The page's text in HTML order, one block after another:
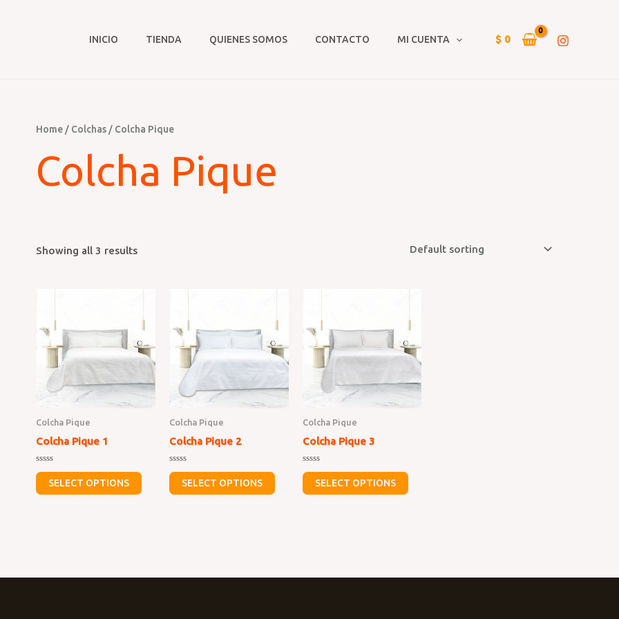
INICIO TIENDA QUIENES SOMOS CONTACTO MI CUENTA $ 0
Home / Colchas / Colcha Pique
Colcha Pique
Showing all 3 results
Colcha Pique
Colcha Pique 1
Rated
0
of
SELECT OPTIONS
Colcha Pique
Colcha Pique 2
Rated
0
of
SELECT OPTIONS
Colcha Pique
Colcha Pique 3
Rated
0
of
SELECT OPTIONS